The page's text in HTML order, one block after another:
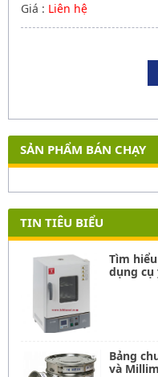
Giá : Liên hệ
SẢN PHẨM BÁN CHẠY
TIN TIÊU BIỂU
Tìm
dụng cụ
Bảng
và